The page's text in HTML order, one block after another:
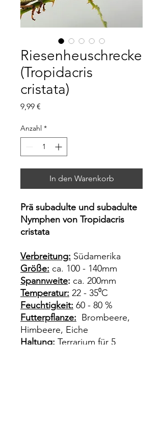
Riesenheuschrecke
(Tropidacris
cristata)
9,99 €
Anzahl *
In den Warenkorb
Prä subadulte und subadulte
Nymphen von Tropidacris
cristata
Verbreitung: Südamerika
Größe: ca. 100 - 140mm
Spannweite: ca. 200mm
Temperatur: 22 - 35⁰C
Feuchtigkeit: 60 - 80 %
Futterpflanze: Brombeere,
Himbeere, Eiche
Haltung: Terrarium für 5